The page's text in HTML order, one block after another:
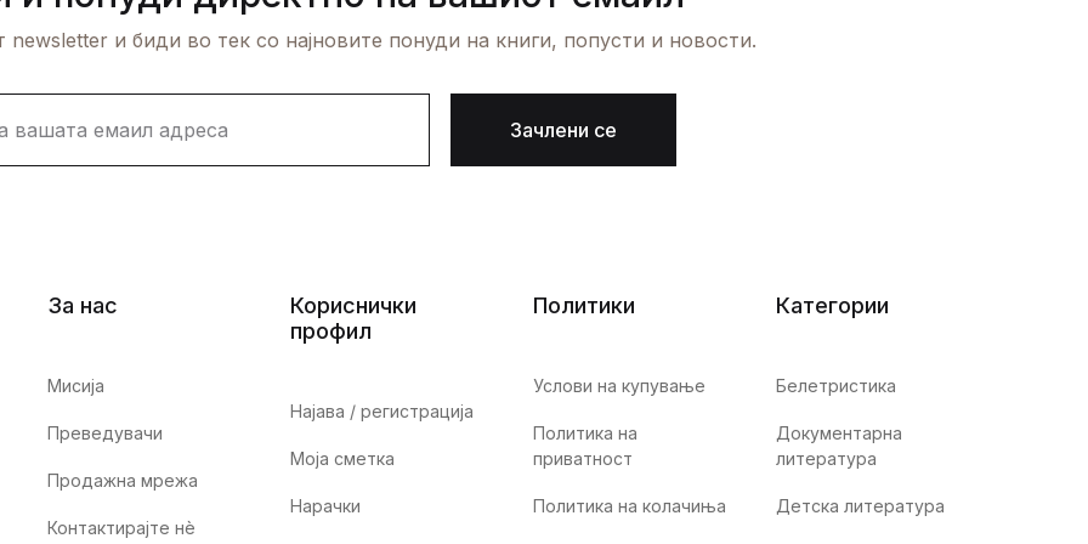
и биди во тек со најновите понуди на книги, попусти и новости.
Зачлени се
За нас
Мисија
Преведувачи
Продажна мрежа
Контактирајте нè
Кориснички
профил
Најава / регистрација
Моја сметка
Нарачки
Политики
Услови на купување
Политика на
приватност
Политика на колачиња
Категории
Белетристика
Документарна
литература
Детска литература